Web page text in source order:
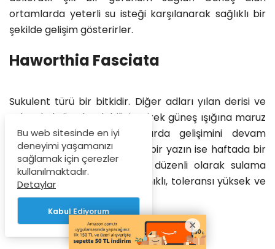
ortamlarda yeterli su isteği karşılanarak sağlıklı bir
şekilde gelişim gösterirler.
Haworthia Fasciata
Sukulent türü bir bitkidir. Diğer adları yılan derisi ve
zebra kaktüs olarak bilinir. Direk güneş ışığına maruz
kalmadan aydınlık ortamlarda gelişimini devam
ettirirler. Su isteği kışın ayda bir yazın ise haftada bir
olmak şartıyla az miktarda düzenli olarak sulama
yapılır. Türler arasında dayanıklı, toleransı yüksek ve
çok tercih edilin bir türdür.
Kaynaklar
Bu web sitesinde en iyi
deneyimi yaşamanızı
sağlamak için çerezler
kullanılmaktadır.
Detaylar
Kabul Ediyorum